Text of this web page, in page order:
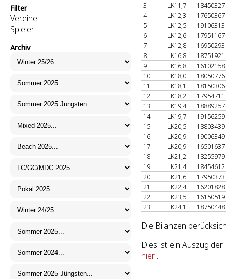
Filter
Vereine
Spieler
Archiv
3
LK11,7
18450327
4
LK12,3
17650367
5
LK12,5
19106313
6
LK12,6
17951167
7
LK12,8
16950293
8
LK16,8
18751921
9
LK16,8
16102158
10
LK18,0
18050776
11
LK18,1
18150306
12
LK18,2
17954711
13
LK19,4
18889257
14
LK19,7
19156259
15
LK20,5
18803439
16
LK20,9
19006349
17
LK20,9
16501637
18
LK21,2
18255979
19
LK21,4
18454612
20
LK21,6
17950373
21
LK22,4
16201828
22
LK23,5
16150519
23
LK24,1 18750448
Die Bilanzen
Dies ist ein Auszug
hier .